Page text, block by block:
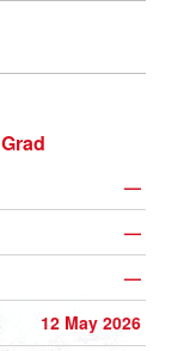
—
—
—
12 May 2026